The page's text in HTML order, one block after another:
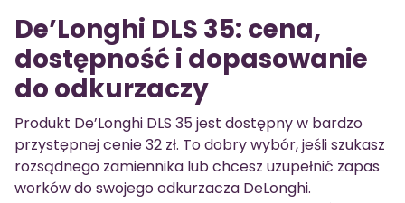
De’Longhi DLS 35: cena,
dostępność i dopasowanie
do odkurzaczy
Produkt De’Longhi DLS 35 jest dostępny w bardzo
przystępnej cenie 32 zł. To dobry wybór, jeśli szukasz
rozsądnego zamiennika lub chcesz uzupełnić zapas
worków do swojego odkurzacza DeLonghi.